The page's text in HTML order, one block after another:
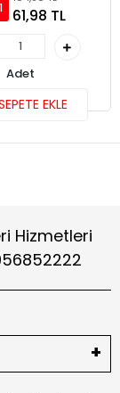
61,98 TL
Adet
EKLE
Hizmetleri